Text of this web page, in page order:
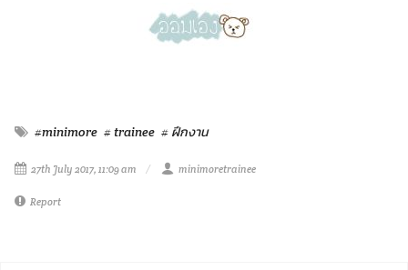
#minimore # trainee # ฝึกงาน
27th July 2017, 11:09 am minimoretrainee
Report